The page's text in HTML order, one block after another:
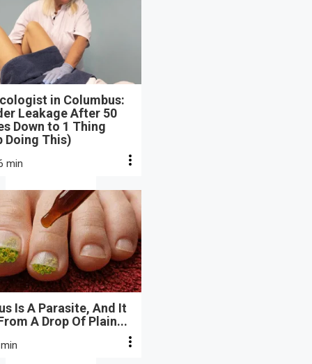
in Columbus:
Leakage After 50
Down to 1 Thing
Doing This)
min
Is A Parasite, And It
A Drop Of Plain...